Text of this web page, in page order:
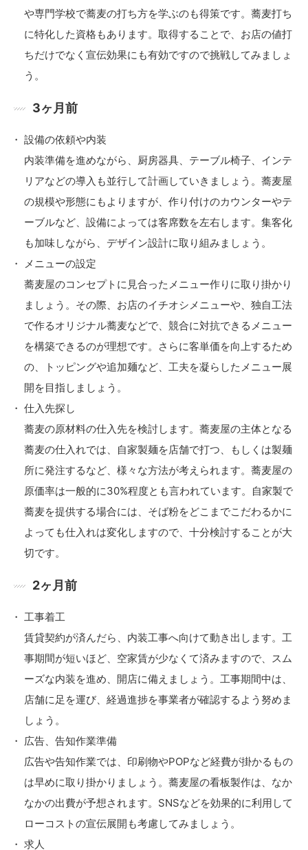
や専門学校で蕎麦の打ち方を学ぶのも得策です。蕎麦打ち
に特化した資格もあります。取得することで、お店の値打
ちだけでなく宣伝効果にも有効ですので挑戦してみましょ
う。
3ヶ月前
設備の依頼や内装
内装準備を進めながら、厨房器具、テーブル椅子、インテ
リアなどの導入も並行して計画していきましょう。蕎麦屋
の規模や形態にもよりますが、作り付けのカウンターやテ
ーブルなど、設備によっては客席数を左右します。集客化
も加味しながら、デザイン設計に取り組みましょう。
メニューの設定
蕎麦屋のコンセプトに見合ったメニュー作りに取り掛かり
ましょう。その際、お店のイチオシメニューや、独自工法
で作るオリジナル蕎麦などで、競合に対抗できるメニュー
を構築できるのが理想です。さらに客単価を向上するため
の、トッピングや追加麺など、工夫を凝らしたメニュー展
開を目指しましょう。
仕入先探し
蕎麦の原材料の仕入先を検討します。蕎麦屋の主体となる
蕎麦の仕入れでは、自家製麺を店舗で打つ、もしくは製麺
所に発注するなど、様々な方法が考えられます。蕎麦屋の
原価率は一般的に30%程度とも言われています。自家製で
蕎麦を提供する場合には、そば粉をどこまでこだわるかに
よっても仕入れは変化しますので、十分検討することが大
切です。
2ヶ月前
工事着工
賃貸契約が済んだら、内装工事へ向けて動き出します。工
事期間が短いほど、空家賃が少なくて済みますので、スム
ーズな内装を進め、開店に備えましょう。工事期間中は、
店舗に足を運び、経過進捗を事業者が確認するよう努めま
しょう。
広告、告知作業準備
広告や告知作業では、印刷物やPOPなど経費が掛かるもの
は早めに取り掛かりましょう。蕎麦屋の看板製作は、なか
なかの出費が予想されます。SNSなどを効果的に利用して
ローコストの宣伝展開も考慮してみましょう。
求人